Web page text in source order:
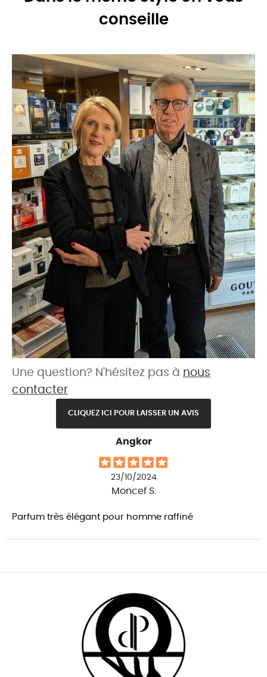
conseille
Une question? N'hésitez pas à nous
contacter
CLIQUEZ ICI POUR LAISSER UN AVIS
Angkor
23/10/2024
Moncef S.
Parfum très élégant pour homme raffiné